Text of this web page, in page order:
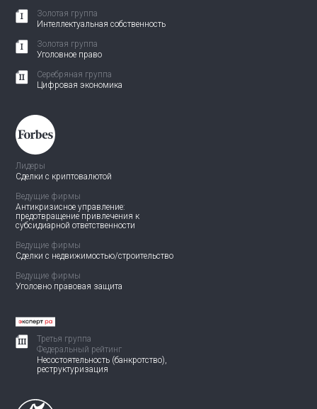
Золотая группа
Интеллектуальная собственность
Золотая группа
Уголовное право
Серебряная группа
Цифровая экономика
Лидеры
Сделки с криптовалютой
Ведущие фирмы
Антикризисное управление:
предотвращение привлечения к
субсидиарной ответственности
Ведущие фирмы
Сделки с недвижимостью/строительство
Ведущие фирмы
Уголовно правовая защита
Третья группа
Федеральный рейтинг
Несостоятельность (банкротство),
реструктуризация